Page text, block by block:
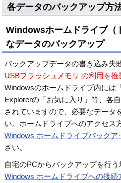
各データのバックアップ方
Windowsホームドライブ（
なデータのバックアップ
バックアップデータの書き込み失
USBフラッシュメモリ の利用を推
Windowsのホームドライブ内には
Explorerの「お気に入り」等、各
されていますので、必要なデータ
い。ホームドライブへのアクセス
Windows ホームドライブバックア
さい。
自宅のPCからバックアップを行う
Windows ホームドライブへの接続